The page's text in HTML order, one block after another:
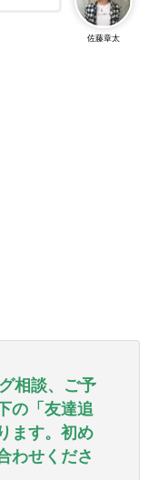
佐藤章太
相談、ご予
の「友達追
ます。初め
わせくださ